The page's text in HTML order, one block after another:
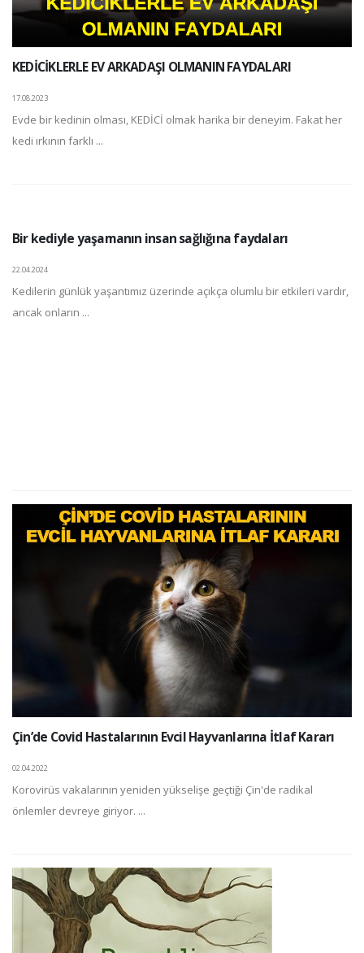
KEDİCİKLERLE EV ARKADAŞI OLMANIN FAYDALARI
17.08.2023
Evde bir kedinin olması, KEDİCİ olmak harika bir deneyim. Fakat her
kedi ırkının farklı ...
Bir kediyle yaşamanın insan sağlığına faydaları
22.04.2024
Kedilerin günlük yaşantımız üzerinde açıkça olumlu bir etkileri vardır,
ancak onların ...
Çin’de Covid Hastalarının Evcil Hayvanlarına İtlaf Kararı
02.04.2022
Korovirüs vakalarının yeniden yükselişe geçtiği Çin'de radikal
önlemler devreye giriyor. ...